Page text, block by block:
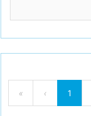
« ‹ 1